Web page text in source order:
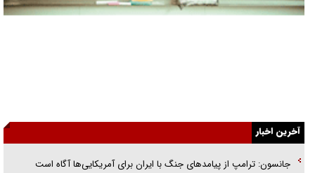
جنجال پزشکان تقلبی در صنعت زیبایی
جزئیات شکنجه‌هایم فراتر از آن است که در بیان بگنجد!
گزارش «جوان» از قوانین سخت‌گیرانه ۶ قاره در برابر یورش به پاسگاه‌های
آخرین اخبار
جانسون: ترامپ از پیامد‌های جنگ با ایران برای آمریکایی‌ها آگاه است